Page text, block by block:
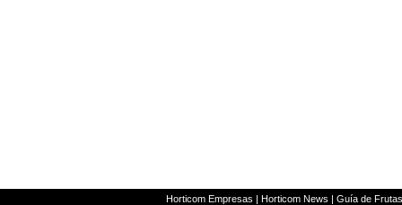
Horticom Empresas | Horticom News | Guía de